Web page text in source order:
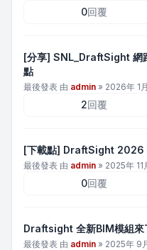
0回覆
[分享] SNL_DraftSight 網
點
最後發表 由 admin » 2026年 1
2回覆
[下載點] DraftSight 2026
最後發表 由 admin » 2025年 11
0回覆
Draftsight 全新BIM模組來
最後發表 由 admin » 2025年 9